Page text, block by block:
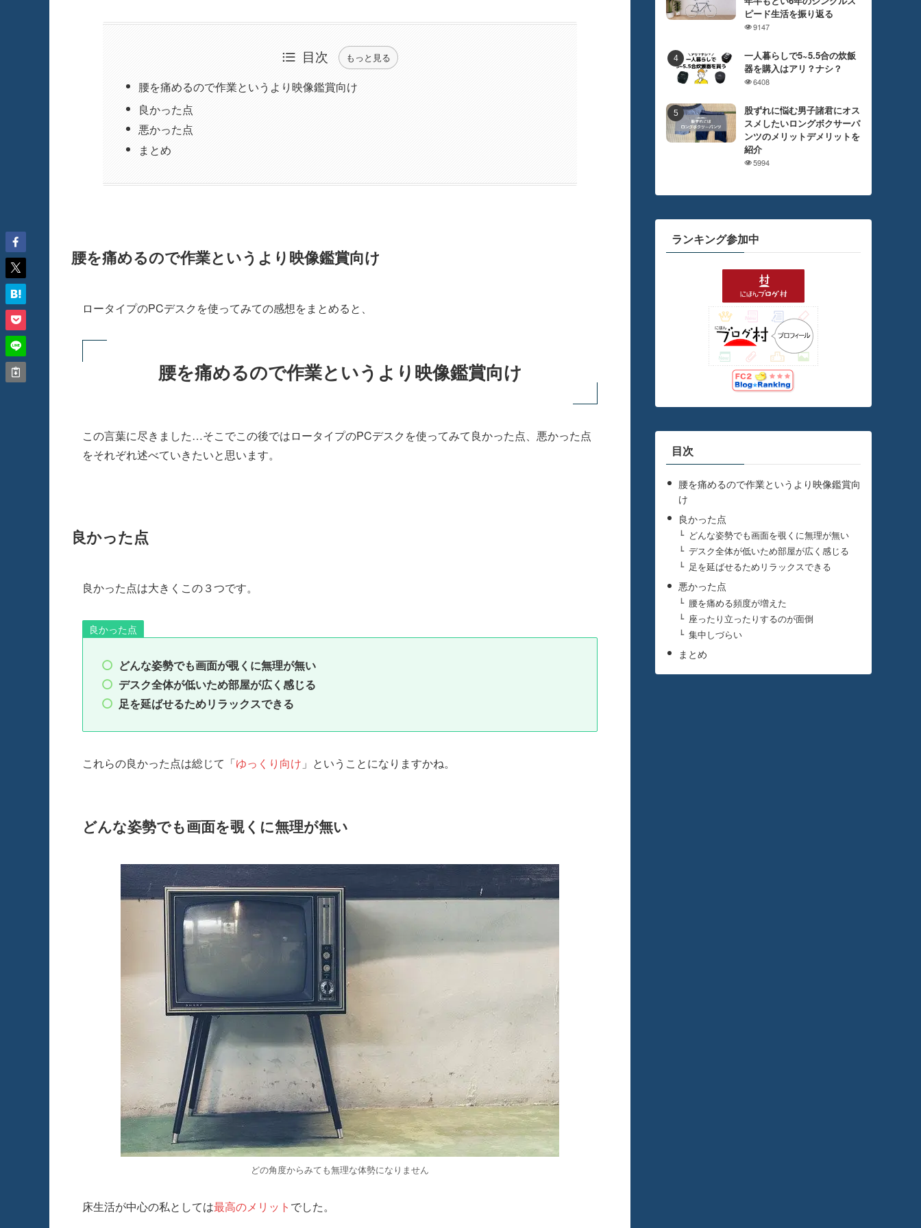
目次 もっと見る
腰を痛めるので作業というより映像鑑賞向け
良かった点
悪かった点
まとめ
腰を痛めるので作業というより映像鑑賞向け
ロータイプのPCデスクを使ってみての感想をまとめると、
腰を痛めるので作業というより映像鑑賞向け
この言葉に尽きました…そこでこの後ではロータイプのPCデスクを使ってみて良かった点、悪かった点
をそれぞれ述べていきたいと思います。
良かった点
良かった点は大きくこの３つです。
良かった点
どんな姿勢でも画面が覗くに無理が無い
デスク全体が低いため部屋が広く感じる
足を延ばせるためリラックスできる
これらの良かった点は総じて「ゆっくり向け 」ということになりますかね。
どんな姿勢でも画面を覗くに無理が無い
どの角度からみても無理な体勢になりません
床生活が中心の私としては最高のメリット でした。
ピード生活を振り返る
9147
一人暮らしで5~5.5合の炊飯
器を購入はアリ？ナシ？
6408
股ずれに悩む男子諸君にオス
スメしたいロングボクサーパ
ンツのメリットデメリットを
紹介
5994
ランキング参加中
目次
腰を痛めるので作業というより映像鑑賞向
け
良かった点
どんな姿勢でも画面を覗くに無理が無い
デスク全体が低いため部屋が広く感じる
足を延ばせるためリラックスできる
悪かった点
腰を痛める頻度が増えた
座ったり立ったりするのが面倒
集中しづらい
まとめ